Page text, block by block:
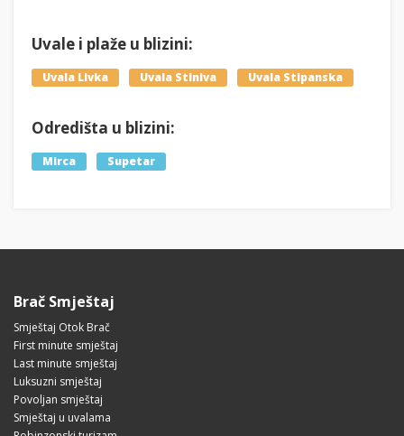
Uvale i plaže u blizini:
Uvala Livka Uvala Stiniva Uvala Stipanska
Odredišta u blizini:
Mirca Supetar
Brač Smještaj
Smještaj Otok Brač
First minute smještaj
Last minute smještaj
Luksuzni smještaj
Povoljan smještaj
Smještaj u uvalama